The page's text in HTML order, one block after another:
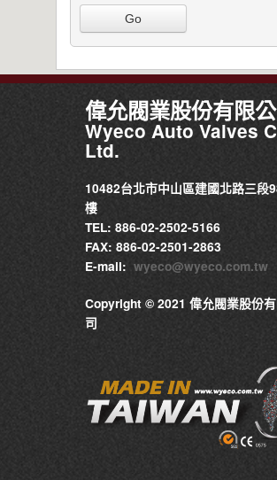
Go
偉允閥業股份有限
Wyeco Auto Valves
Ltd.
10482台北市中山區建國北路三段
樓
TEL: 886-02-2502-5166
FAX: 886-02-2501-2863
E-mail: wyeco@wyeco.com.tw
Copyright © 2021 偉允閥業股份
司